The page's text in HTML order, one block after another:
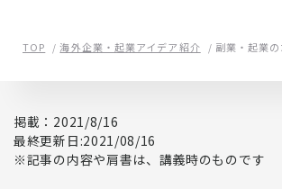
TOP 海外企業・起業アイデア紹介 副業・起業
掲載：2021/8/16
最終更新日:2021/08/16
※記事の内容や肩書は、講義時のものです